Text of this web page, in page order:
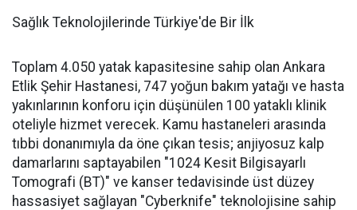
Sağlık Teknolojilerinde Türkiye'de Bir İlk
Toplam 4.050 yatak kapasitesine sahip olan Ankara
Etlik Şehir Hastanesi, 747 yoğun bakım yatağı ve hasta
yakınlarının konforu için düşünülen 100 yataklı klinik
oteliyle hizmet verecek. Kamu hastaneleri arasında
tıbbi donanımıyla da öne çıkan tesis; anjiyosuz kalp
damarlarını saptayabilen "1024 Kesit Bilgisayarlı
Tomografi (BT)" ve kanser tedavisinde üst düzey
hassasiyet sağlayan "Cyberknife" teknolojisine sahip